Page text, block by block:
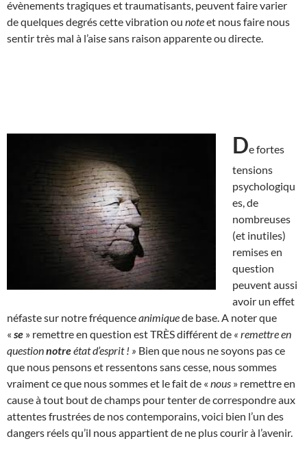
évènements tragiques et traumatisants, peuvent faire varier
de quelques degrés cette vibration ou noteet nous faire nous
sentir très mal à l’aise sans raison apparente ou directe.
De fortes
tensions
psychologiqu
es, de
nombreuses
(et inutiles)
remises en
question
peuvent aussi
avoir un effet
néfaste sur notre fréquenceanimiquede base. A noter que
« se » remettre en question est TRÈS différent de « remettre en
questionnotreétat d’esprit ! » Bien que nous ne soyons pas ce
que nous pensons et ressentons sans cesse, nous sommes
vraiment ce que nous sommes et le fait de « nous » remettre en
cause à tout bout de champs pour tenter de correspondre aux
attentes frustrées de nos contemporains, voici bien l’un des
dangers réels qu’il nous appartient de ne plus courir à l’avenir.